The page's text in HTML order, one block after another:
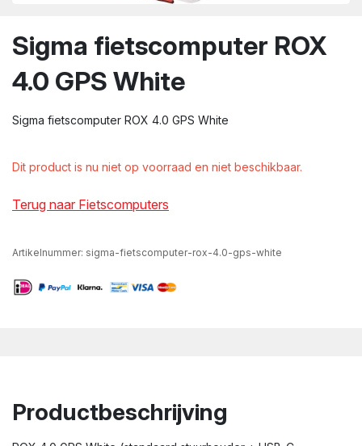
Sigma fietscomputer ROX
4.0 GPS White
Sigma fietscomputer ROX 4.0 GPS White
Dit product is nu niet op voorraad en niet beschikbaar.
Terug naar Fietscomputers
Artikelnummer: sigma-fietscomputer-rox-4.0-gps-white
Productbeschrijving